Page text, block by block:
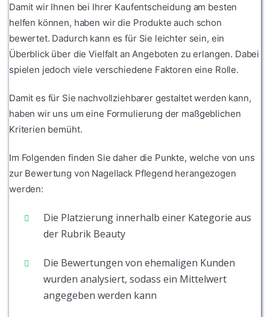
Damit wir Ihnen bei Ihrer Kaufentscheidung am besten
helfen können, haben wir die Produkte auch schon
bewertet. Dadurch kann es für Sie leichter sein, ein
Überblick über die Vielfalt an Angeboten zu erlangen. Dabei
spielen jedoch viele verschiedene Faktoren eine Rolle.
Damit es für Sie nachvollziehbarer gestaltet werden kann,
haben wir uns um eine Formulierung der maßgeblichen
Kriterien bemüht.
Im Folgenden finden Sie daher die Punkte, welche von uns
zur Bewertung von Nagellack Pflegend herangezogen
werden:
Die Platzierung innerhalb einer Kategorie aus
der Rubrik Beauty
Die Bewertungen von ehemaligen Kunden
wurden analysiert, sodass ein Mittelwert
angegeben werden kann